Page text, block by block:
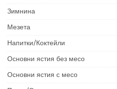
Зимнина
Мезета
Напитки/Коктейли
Основни ястия без месо
Основни ястия с месо